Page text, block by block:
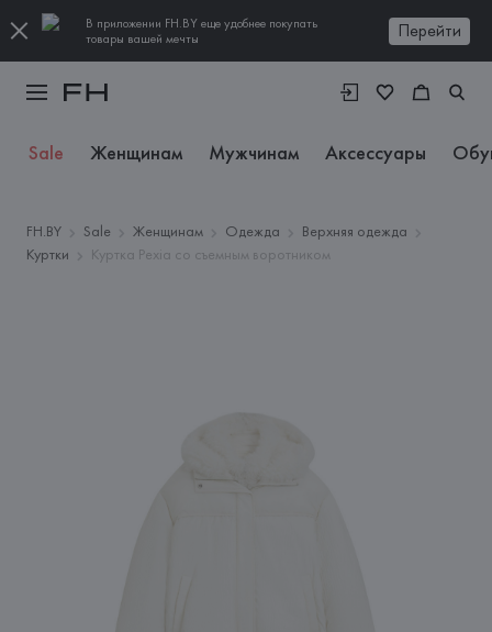
В приложении FH.BY еще удобнее покупать
товары вашей мечты
Перейти
Sale Женщинам Мужчинам Аксессуары
FH.BY Sale Женщинам Одежда
Верхняя одежда
Куртки
Куртка Pexia со съемным воротником